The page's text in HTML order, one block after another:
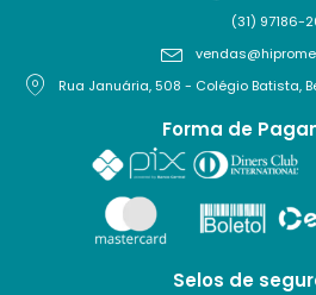
(31) 97186-
Rua Januária, 508 - Colégio Batista,
Forma de
Selos de